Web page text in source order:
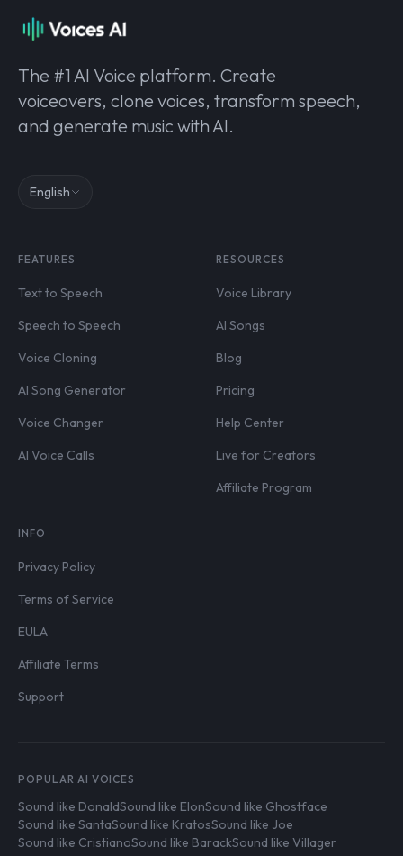
The #1 AI Voice platform. Create
voiceovers, clone voices, transform speech,
and generate music with AI.
English
FEATURES
Text to Speech
Speech to Speech
Voice Cloning
AI Song Generator
Voice Changer
AI Voice Calls
RESOURCES
Voice Library
AI Songs
Blog
Pricing
Help Center
Live for Creators
Affiliate Program
INFO
Privacy Policy
Terms of Service
EULA
Affiliate Terms
Support
POPULAR AI VOICES
Sound like DonaldSound like ElonSound like Ghostface
Sound like SantaSound like KratosSound like Joe
Sound like CristianoSound like BarackSound like Villager